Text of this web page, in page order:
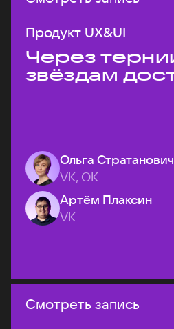
Продукт UX&UI
Через
звёздам
Ольга Стратанович
VK, ОК
Артём Плаксин
VK
Смотреть запись